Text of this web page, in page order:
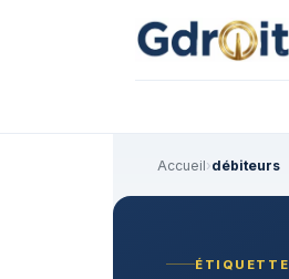
Accueil›débiteurs
ÉTIQUETTE